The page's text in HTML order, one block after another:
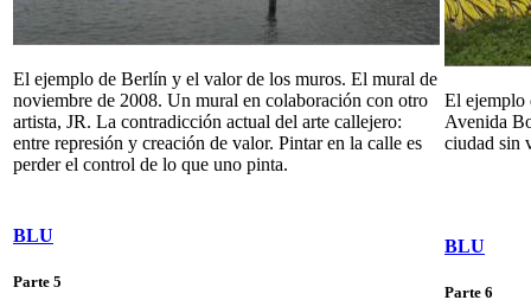
El ejemplo de Berlín y el valor de los muros. El mural de
noviembre de 2008. Un mural en colaboración con otro
artista, JR. La contradicción actual del arte callejero:
entre represión y creación de valor. Pintar en la calle es
perder el control de lo que uno pinta.
El ejemplo
Avenida
ciudad sin
BLU
Parte 5
BLU
Parte 6